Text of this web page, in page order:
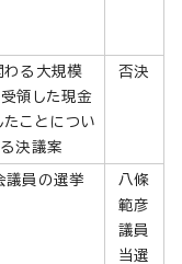
る大規模
領した現金
ことについ
決議案
否決
議員の選挙
八條
範彦
議員
当選